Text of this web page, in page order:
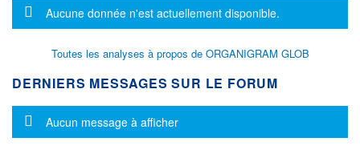
Message d'information
Aucune donnée n'est actuellement disponible.
Toutes les analyses à propos de ORGANIGRAM GLOB
DERNIERS MESSAGES SUR LE FORUM
Message d'information
Aucun message à afficher